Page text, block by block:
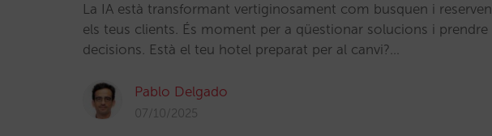
La IA està transformant vertiginosament com busquen i reserven
els teus clients. És moment per a qüestionar solucions i prendre
decisions. Està el teu hotel preparat per al canvi?…
Pablo Delgado
07/10/2025